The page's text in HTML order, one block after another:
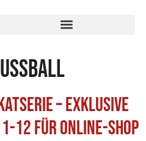
– exklusive
12 für Online-Shop